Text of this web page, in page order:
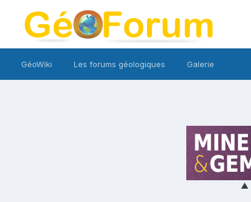
GéoWiki Les forums géologiques Galerie
▲